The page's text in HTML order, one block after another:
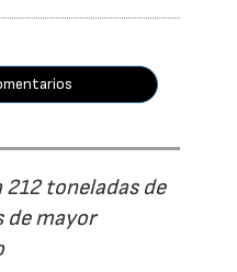
toneladas de
de mayor